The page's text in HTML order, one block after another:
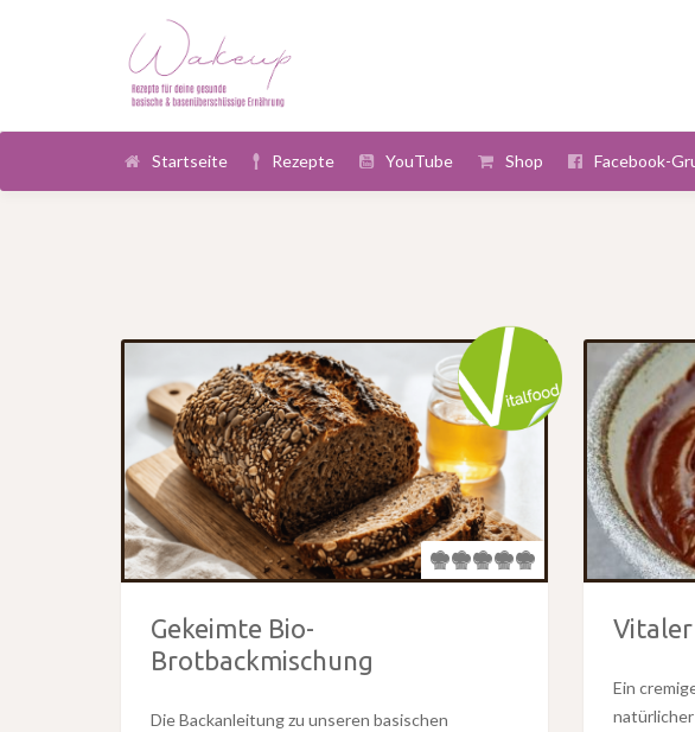
Startseite Rezepte YouTube Shop Facebook-
Gekeimte Bio-
Brotbackmischung
Die Backanleitung zu unseren basischen
Ein